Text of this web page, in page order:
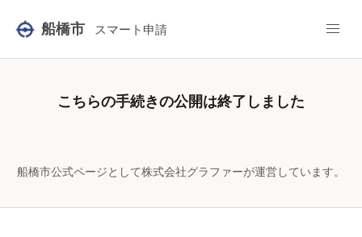
船橋市 スマート申請
こちらの手続きの公開は終了しました
船橋市公式ページとして株式会社グラファーが運営しています。